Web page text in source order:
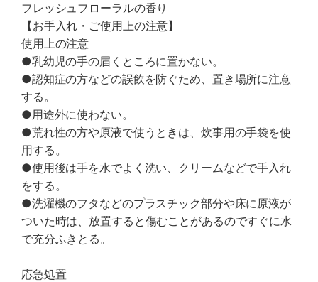
フレッシュフローラルの香り
【お手入れ・ご使用上の注意】
使用上の注意
●乳幼児の手の届くところに置かない。
●認知症の方などの誤飲を防ぐため、置き場所に注意
する。
●用途外に使わない。
●荒れ性の方や原液で使うときは、炊事用の手袋を使
用する。
●使用後は手を水でよく洗い、クリームなどで手入れ
をする。
●洗濯機のフタなどのプラスチック部分や床に原液が
ついた時は、放置すると傷むことがあるのですぐに水
で充分ふきとる。
応急処置